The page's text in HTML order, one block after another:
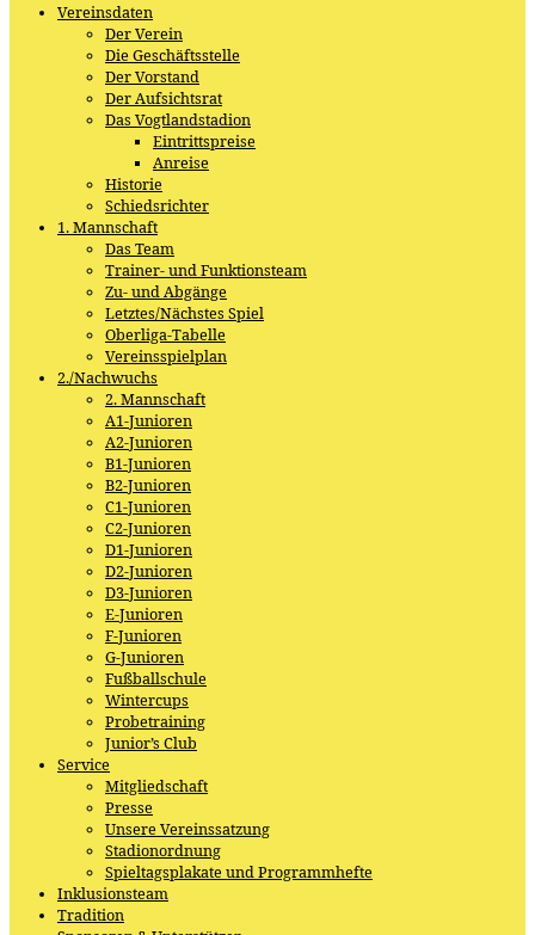
Vereinsdaten
Der Verein
Die Geschäftsstelle
Der Vorstand
Der Aufsichtsrat
Das Vogtlandstadion
Eintrittspreise
Anreise
Historie
Schiedsrichter
1. Mannschaft
Das Team
Trainer- und Funktionsteam
Zu- und Abgänge
Letztes/Nächstes Spiel
Oberliga-Tabelle
Vereinsspielplan
2./Nachwuchs
2. Mannschaft
A1-Junioren
A2-Junioren
B1-Junioren
B2-Junioren
C1-Junioren
C2-Junioren
D1-Junioren
D2-Junioren
D3-Junioren
E-Junioren
F-Junioren
G-Junioren
Fußballschule
Wintercups
Probetraining
Junior’s Club
Service
Mitgliedschaft
Presse
Unsere Vereinssatzung
Stadionordnung
Spieltagsplakate und Programmhefte
Inklusionsteam
Tradition